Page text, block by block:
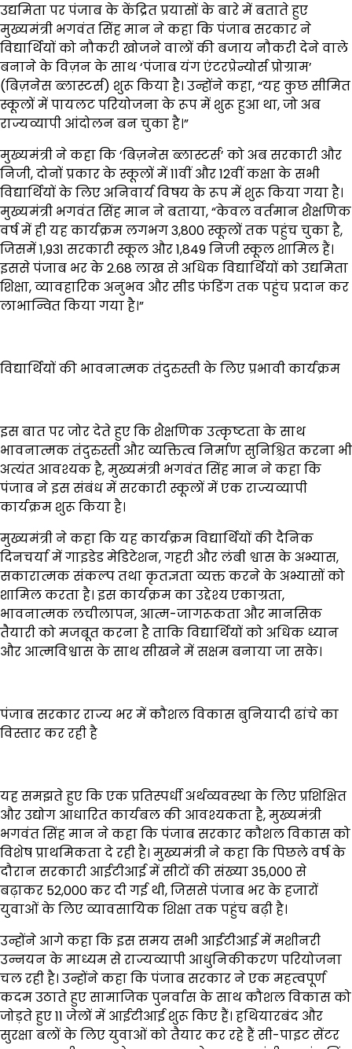
उद्यमिता पर पंजाब के केंद्रित प्रयासों के बारे में बताते हुए
मुख्यमंत्री भगवंत सिंह मान ने कहा कि पंजाब सरकार ने
विद्यार्थियों को नौकरी खोजने वालों की बजाय नौकरी देने वाले
बनाने के विज़न के साथ ‘पंजाब यंग एंटरप्रेन्योर्स प्रोग्राम’
(बिज़नेस ब्लास्टर्स) शुरू किया है। उन्होंने कहा, “यह कुछ सीमित
स्कूलों में पायलट परियोजना के रूप में शुरू हुआ था, जो अब
राज्यव्यापी आंदोलन बन चुका है।”
मुख्यमंत्री ने कहा कि ‘बिज़नेस ब्लास्टर्स’ को अब सरकारी और
निजी, दोनों प्रकार के स्कूलों में 11वीं और 12वीं कक्षा के सभी
विद्यार्थियों के लिए अनिवार्य विषय के रूप में शुरू किया गया है।
मुख्यमंत्री भगवंत सिंह मान ने बताया, “केवल वर्तमान शैक्षणिक
वर्ष में ही यह कार्यक्रम लगभग 3,800 स्कूलों तक पहुंच चुका है,
जिसमें 1,931 सरकारी स्कूल और 1,849 निजी स्कूल शामिल हैं।
इससे पंजाब भर के 2.68 लाख से अधिक विद्यार्थियों को उद्यमिता
शिक्षा, व्यावहारिक अनुभव और सीड फंडिंग तक पहुंच प्रदान कर
लाभान्वित किया गया है।”
विद्यार्थियों की भावनात्मक तंदुरुस्ती के लिए प्रभावी कार्यक्रम
इस बात पर जोर देते हुए कि शैक्षणिक उत्कृष्टता के साथ
भावनात्मक तंदुरुस्ती और व्यक्तित्व निर्माण सुनिश्चित करना भी
अत्यंत आवश्यक है, मुख्यमंत्री भगवंत सिंह मान ने कहा कि
पंजाब ने इस संबंध में सरकारी स्कूलों में एक राज्यव्यापी
कार्यक्रम शुरू किया है।
मुख्यमंत्री ने कहा कि यह कार्यक्रम विद्यार्थियों की दैनिक
दिनचर्या में गाइडेड मेडिटेशन, गहरी और लंबी श्वास के अभ्यास,
सकारात्मक संकल्प तथा कृतज्ञता व्यक्त करने के अभ्यासों को
शामिल करता है। इस कार्यक्रम का उद्देश्य एकाग्रता,
भावनात्मक लचीलापन, आत्म-जागरूकता और मानसिक
तैयारी को मजबूत करना है ताकि विद्यार्थियों को अधिक ध्यान
और आत्मविश्वास के साथ सीखने में सक्षम बनाया जा सके।
पंजाब सरकार राज्य भर में कौशल विकास बुनियादी ढांचे का
विस्तार कर रही है
यह समझते हुए कि एक प्रतिस्पर्धी अर्थव्यवस्था के लिए प्रशिक्षित
और उद्योग आधारित कार्यबल की आवश्यकता है, मुख्यमंत्री
भगवंत सिंह मान ने कहा कि पंजाब सरकार कौशल विकास को
विशेष प्राथमिकता दे रही है। मुख्यमंत्री ने कहा कि पिछले वर्ष के
दौरान सरकारी आईटीआई में सीटों की संख्या 35,000 से
बढ़ाकर 52,000 कर दी गई थी, जिससे पंजाब भर के हजारों
युवाओं के लिए व्यावसायिक शिक्षा तक पहुंच बढ़ी है।
उन्होंने आगे कहा कि इस समय सभी आईटीआई में मशीनरी
उन्नयन के माध्यम से राज्यव्यापी आधुनिकीकरण परियोजना
चल रही है। उन्होंने कहा कि पंजाब सरकार ने एक महत्वपूर्ण
कदम उठाते हुए सामाजिक पुनर्वास के साथ कौशल विकास को
जोड़ते हुए 11 जेलों में आईटीआई शुरू किए हैं। हथियारबंद और
सुरक्षा बलों के लिए युवाओं को तैयार कर रहे हैं सी-पाइट सेंटर